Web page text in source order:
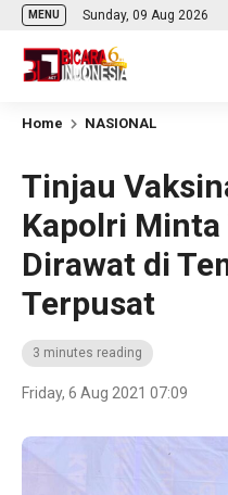
MENU Sunday, 09 Aug 2026
Home NASIONAL
Tinjau
Kapolri Minta
Dirawat di
Terpusat
3 minutes reading
Friday, 6 Aug 2021 07:09